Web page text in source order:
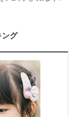
ング